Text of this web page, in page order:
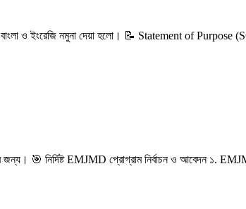
ও ইংরেজি নমুনা দেয়া হলো। 📝 Statement of Purpose
🎯 নির্দিষ্ট EMJMD প্রোগ্রাম নির্বাচন ও আবেদন ১.